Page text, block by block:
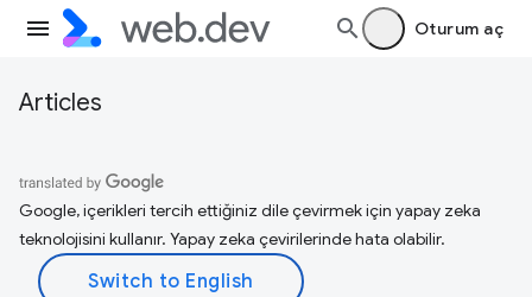
Oturum aç
Articles
Google, içerikleri tercih ettiğiniz dile çevirmek için yapay zeka
teknolojisini kullanır. Yapay zeka çevirilerinde hata olabilir.